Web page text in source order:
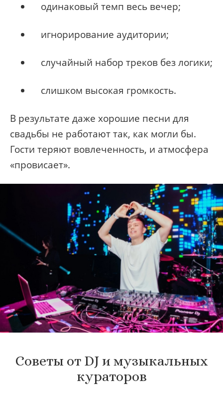
одинаковый темп весь вечер;
игнорирование аудитории;
случайный набор треков без логики;
слишком высокая громкость.
В результате даже хорошие песни для
свадьбы не работают так, как могли бы.
Гости теряют вовлеченность, и атмосфера
«провисает».
Советы от DJ и музыкальных
кураторов